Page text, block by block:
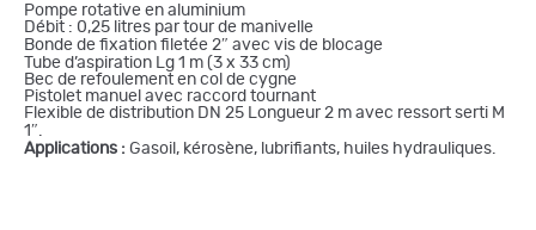
Pompe rotative en aluminium
Débit : 0,25 litres par tour de manivelle
Bonde de fixation filetée 2″ avec vis de blocage
Tube d’aspiration Lg 1 m (3 x 33 cm)
Bec de refoulement en col de cygne
Pistolet manuel avec raccord tournant
Flexible de distribution DN 25 Longueur 2 m avec ressort serti M
1″.
Applications : Gasoil, kérosène, lubrifiants, huiles hydrauliques.